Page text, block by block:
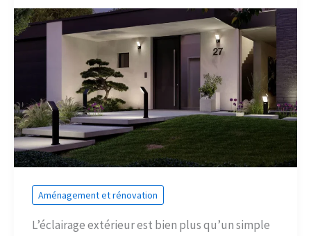
Aménagement et rénovation
L’éclairage extérieur est bien plus qu’un simple